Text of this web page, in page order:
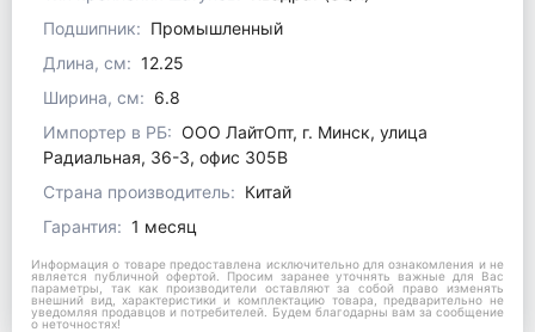
Подшипник: Промышленный
Длина, см: 12.25
Ширина, см: 6.8
Импортер в РБ: ООО ЛайтОпт, г. Минск, улица
Радиальная, 36-3, офис 305В
Страна производитель: Китай
Гарантия: 1 месяц
Информация о товаре предоставлена исключительно для ознакомления и не
является публичной офертой. Просим заранее уточнять важные для Вас
параметры, так как производители оставляют за собой право изменять
внешний вид, характеристики и комплектацию товара, предварительно не
уведомляя продавцов и потребителей. Будем благодарны вам за сообщение
о неточностях!